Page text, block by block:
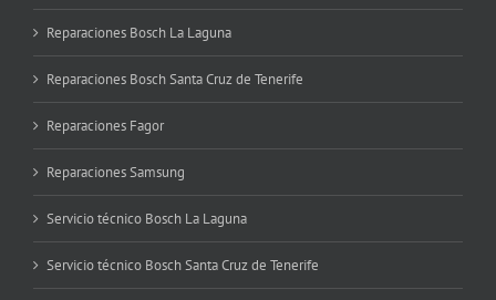
Reparaciones Bosch La Laguna
Reparaciones Bosch Santa Cruz de Tenerife
Reparaciones Fagor
Reparaciones Samsung
Servicio técnico Bosch La Laguna
Servicio técnico Bosch Santa Cruz de Tenerife